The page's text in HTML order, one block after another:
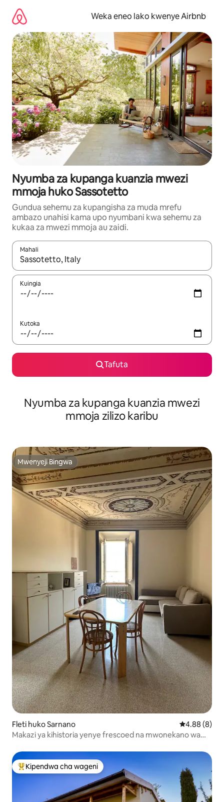
kwenda
kwenye
maudhui
Weka eneo lako kwenye Airbnb
Nyumba za kupanga kuanzia mwezi
mmoja huko Sassotetto
Gundua sehemu za kupangisha za muda mrefu
ambazo unahisi kama upo nyumbani kwa sehemu za
kukaa za mwezi mmoja au zaidi.
Mahali
Wakati matokeo yanapatikana, vinjari kwa kutumia vitufe vya
Kuingia
Kutoka
Tafuta
Nyumba za kupanga kuanzia mwezi
mmoja zilizo karibu
Mwenyeji Bingwa
Mwenyeji Bingwa
Fleti huko Sarnano Ukadiriaji
4.88 (8)
Makazi ya kihistoria yenye frescoed na mwonekano wa
Kipendwa maarufu cha wageni
Kipendwa cha wageni